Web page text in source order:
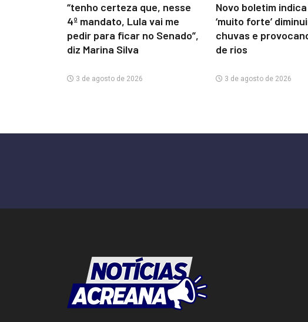
“tenho certeza que, nesse
4º mandato, Lula vai me
pedir para ficar no Senado”,
diz Marina Silva
3 de agosto de 2026
Novo boletim indica
‘muito forte’
chuvas e
de rios
3 de agosto de 2026